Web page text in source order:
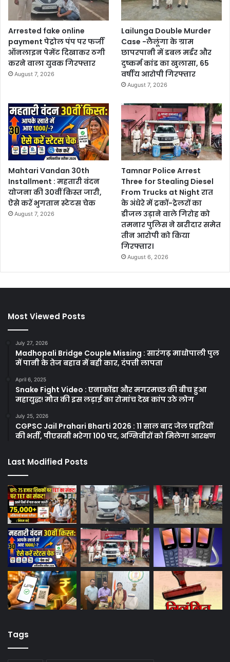
Arrested fake online
payment पेट्रोल पंप पर फर्जी
ऑनलाइन पेमेंट दिखाकर ठगी
करने वाला युवक गिरफ्तार
August 7, 2026
Lailunga Double Murder
Case -लैलूंगा के ग्राम
छापरपानी में डबल मर्डर और
दुष्कर्म कांड का खुलासा, 65
वर्षीय आरोपी गिरफ्तार
August 7, 2026
Mahtari Vandan 30th
Installment : महतारी वंदन
योजना की 30वीं किस्त जारी,
ऐसे करें भुगतान स्टेटस चेक
August 7, 2026
Tamnar Police Arrest
Three for Stealing Diesel
From Trucks at Night रात
के अंधेरे में ट्रकों-ट्रेलरों का
डीजल उड़ाने वाले गिरोह को
तमनार पुलिस ने खरीदार समेत
तीन आरोपी को किया
गिरफ्तार।
August 6, 2026
Most Viewed Posts
July 27, 2026
Madhopali Bridge Couple Missing : सारंगढ़ माधोपाली पुल
में पानी के तेज बहाव में बही कार, दंपत्ती लापता
April 6, 2025
Snake Fight Video : एनाकोंडा और मगरमच्छ की बीच हुआ
महायुद्ध! मौत की इस लड़ाई का रोमांच देख कांप उठे लोग
July 25, 2026
CGPSC Jail Prahari Bharti 2026 : 11 साल बाद जेल प्रहरियों
की भर्ती, पीएससी भरेगा 100 पद, अग्निवीरों को मिलेगा आरक्षण
Last Modified Posts
Tags